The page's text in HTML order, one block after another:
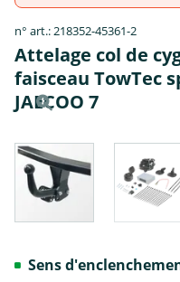
n° art.: 218352-45361-2
Attelage col de
faisceau TowTec
JAECOO 7
Sens